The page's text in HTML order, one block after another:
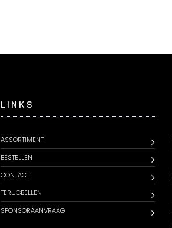
LINKS
ASSORTIMENT
BESTELLEN
CONTACT
TERUGBELLEN
SPONSORAANVRAAG